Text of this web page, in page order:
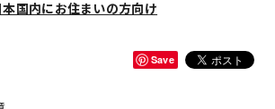
本国内にお住まいの方向け
Save